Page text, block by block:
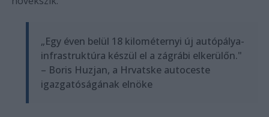
„Egy éven belül 18 kilométernyi új autópálya-
infrastruktúra készül el a zágrábi elkerülőn."
– Boris Huzjan, a Hrvatske autoceste
igazgatóságának elnöke